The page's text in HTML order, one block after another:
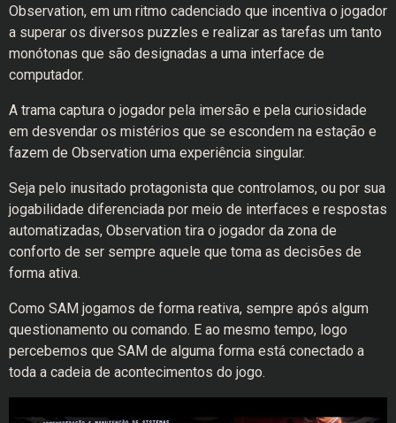
Observation, em um ritmo cadenciado que incentiva o jogador
a superar os diversos puzzles e realizar as tarefas um tanto
monótonas que são designadas a uma interface de
computador.
A trama captura o jogador pela imersão e pela curiosidade
em desvendar os mistérios que se escondem na estação e
fazem de Observation uma experiência singular.
Seja pelo inusitado protagonista que controlamos, ou por sua
jogabilidade diferenciada por meio de interfaces e respostas
automatizadas, Observation tira o jogador da zona de
conforto de ser sempre aquele que toma as decisões de
forma ativa.
Como SAM jogamos de forma reativa, sempre após algum
questionamento ou comando. E ao mesmo tempo, logo
percebemos que SAM de alguma forma está conectado a
toda a cadeia de acontecimentos do jogo.